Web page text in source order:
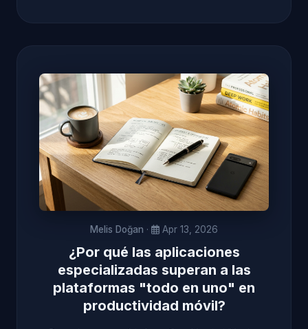
Melis Doğan · Apr 13, 2026
¿Por qué las aplicaciones
especializadas superan a las
plataformas "todo en uno" en
productividad móvil?